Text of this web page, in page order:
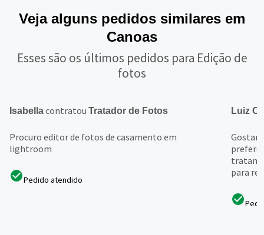
Veja alguns pedidos similares em
Canoas
Esses são os últimos pedidos para Edição de
fotos
Isabellacontratou Tratador de Fotos
Procuro editor de fotos de casamento em
lightroom
Pedido atendido
Luiz
para